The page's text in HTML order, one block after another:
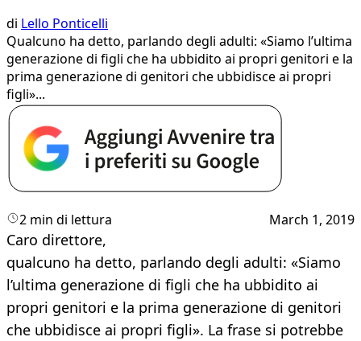
di Lello Ponticelli
Qualcuno ha detto, parlando degli adulti: «Siamo l’ultima
generazione di figli che ha ubbidito ai propri genitori e la
prima generazione di genitori che ubbidisce ai propri
figli»...
2 min di lettura March 1, 2019
Caro direttore,
qualcuno ha detto, parlando degli adulti: «Siamo
l’ultima generazione di figli che ha ubbidito ai
propri genitori e la prima generazione di genitori
che ubbidisce ai propri figli». La frase si potrebbe